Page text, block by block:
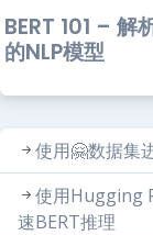
BERT 101 – 解
的NLP模型
使用🤗数据集
使用Hugging
速BERT推理